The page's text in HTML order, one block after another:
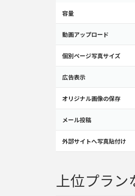
容量
動画アップロード
個別ページ写真サイズ
広告表示
オリジナル画像の保存
メール投稿
外部サイトへ写真貼付け
上位プラン